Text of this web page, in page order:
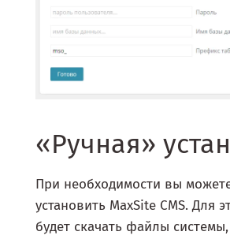
«Ручная»
При необходимости вы
установить MaxSite CMS. Для
будет скачать файлы